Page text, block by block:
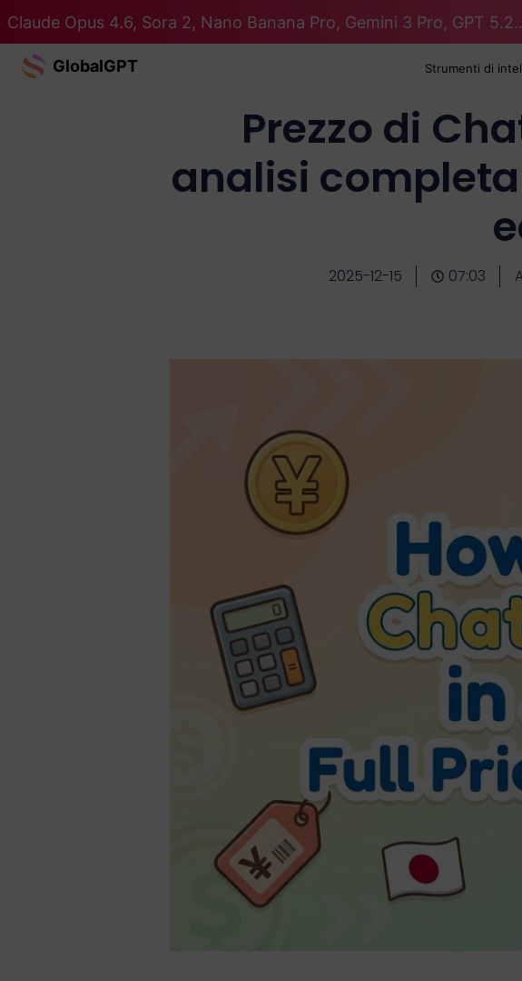
Claude Opus 4.6, Sora 2, Nano Banana Pro, Gemini 3 Pro, GPT
GlobalGPT Strumenti di
Prezzo di
analisi
2025-12-15 07:03